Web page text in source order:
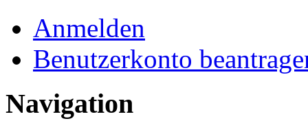
Anmelden
Benutzerkonto
Navigation